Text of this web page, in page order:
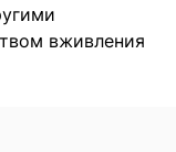
вживления